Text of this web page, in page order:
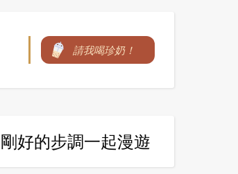
請我喝珍奶！
剛好的步調一起漫遊